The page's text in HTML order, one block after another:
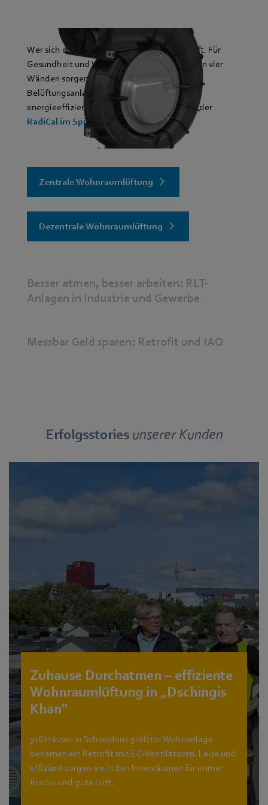
Wer sich drinnen aufhält, braucht frische Luft. Für
Gesundheit und Wohlbefinden in den eigenen vier
Wänden sorgen zentrale und dezentrale
Belüftungsanlagen. In denen drehen sich
energieeffiziente und leise Ventilatoren wie der
RadiCal im Spiralgehäuse
Zentrale Wohnraumlüftung
Dezentrale Wohnraumlüftung
Besser atmen, besser arbeiten: RLT-
Anlagen in Industrie und Gewerbe
Messbar Geld sparen: Retrofit und IAQ
Erfolgsstories unserer Kunden
Zuhause Durchatmen – effiziente
Wohnraumlüftung in „Dschingis
Khan“
316 Häuser in Schwedens größter Wohnanlage
bekamen ein Retrofit mit EC-Ventilatoren. Leise und
effizient sorgen sie in den Innenräumen für immer
frische und gute Luft.